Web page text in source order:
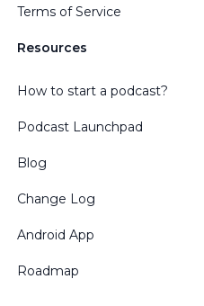
Terms of Service
Resources
How to start a podcast?
Podcast Launchpad
Blog
Change Log
Android App
Roadmap